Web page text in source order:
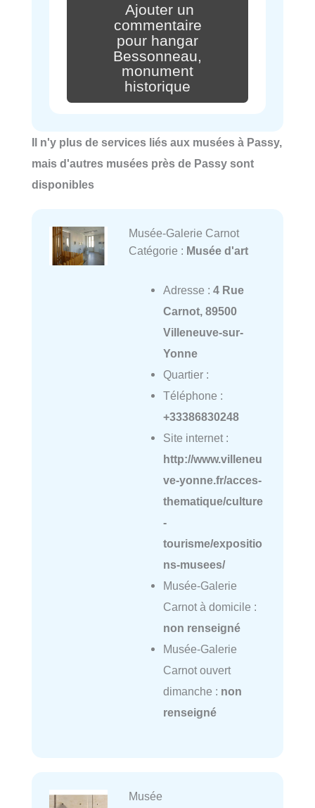
Ajouter un
commentaire
pour hangar
Bessonneau,
monument
historique
Il n'y plus de services liés aux musées à Passy,
mais d'autres musées près de Passy sont
disponibles
Musée-Galerie Carnot
Catégorie : Musée d'art
Adresse : 4 Rue
Carnot, 89500
Villeneuve-sur-
Yonne
Quartier :
Téléphone :
+33386830248
Site internet :
http://www.villeneu
ve-yonne.fr/acces-
thematique/culture
-
tourisme/expositio
ns-musees/
Musée-Galerie
Carnot à domicile :
non renseigné
Musée-Galerie
Carnot ouvert
dimanche : non
renseigné
Musée